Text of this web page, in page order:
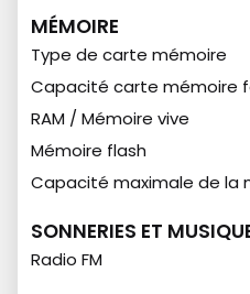
MÉMOIRE
Type de carte mémoire
Capacité carte mémoire
RAM / Mémoire vive
Mémoire flash
Capacité maximale de la
SONNERIES ET
Radio FM